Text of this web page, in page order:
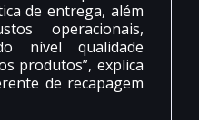
de entrega, além
operacionais,
nível qualidade
produtos”, explica
de recapagem